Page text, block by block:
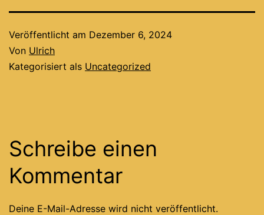
Veröffentlicht am Dezember 6, 2024
Von Ulrich
Kategorisiert als Uncategorized
Schreibe einen
Kommentar
Deine E-Mail-Adresse wird nicht veröffentlicht.